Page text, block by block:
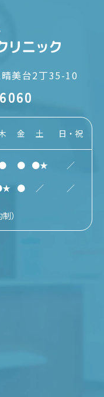
美台2丁35-10
金 土 日・祝
● ●★
／
● ／ ／
）